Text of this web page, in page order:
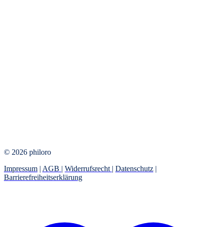
© 2026 philoro
Impressum | AGB | Widerrufsrecht | Datenschutz |
Barrierefreiheitserklärung